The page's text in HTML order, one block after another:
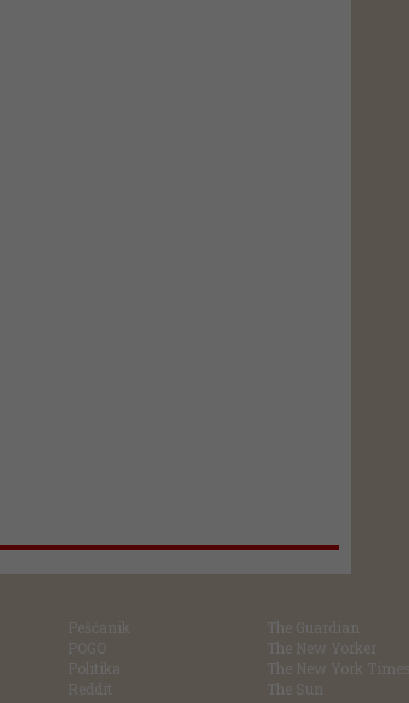
Pešćanik
POGO
Politika
Reddit
The Guardian
The New Yorker
The New York Times
The Sun